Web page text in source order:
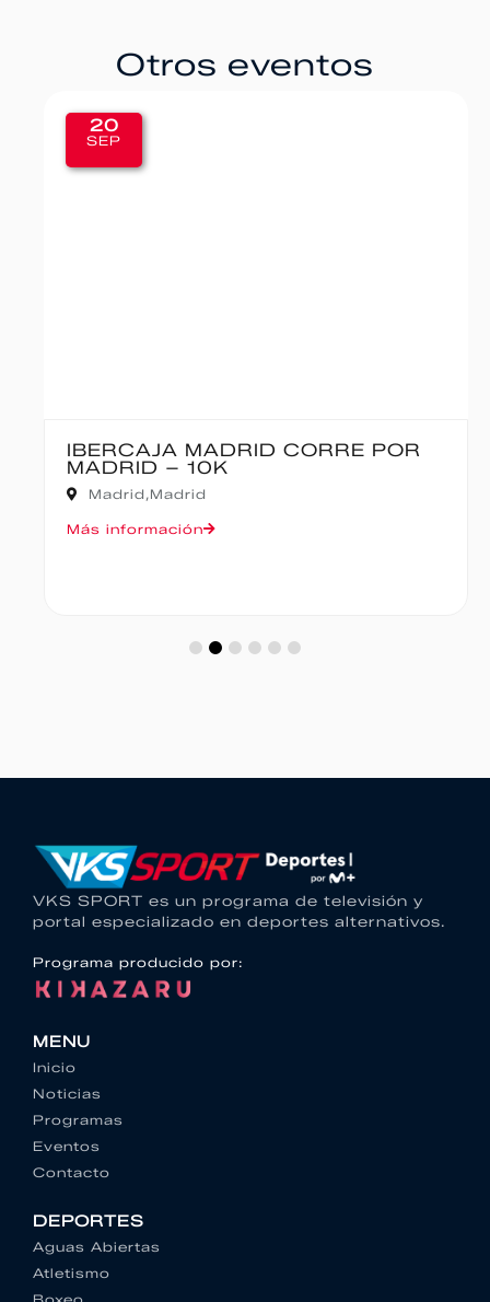
Otros eventos
20
SEP
IBERCAJA MADRID CORRE POR
MADRID – 10K
Madrid,Madrid
Más información
VKS SPORT es un programa de televisión y
portal especializado en deportes alternativos.
Programa producido por:
MENU
Inicio
Noticias
Programas
Eventos
Contacto
DEPORTES
Aguas Abiertas
Atletismo